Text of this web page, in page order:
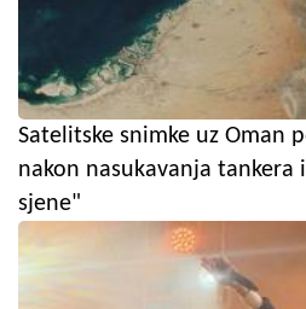
Satelitske snimke uz Oman
nakon nasukavanja tankera
sjene"